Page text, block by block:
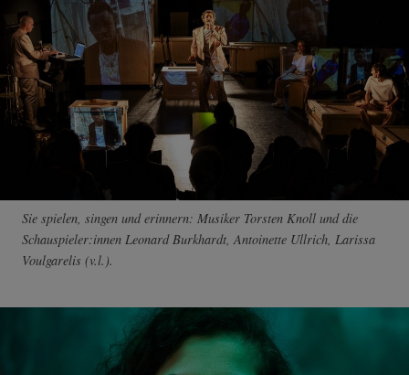
Sie spielen, singen und erinnern: Musiker Torsten Knoll und die
Schauspieler:innen Leonard Burkhardt, Antoinette Ullrich, Larissa
Voulgarelis (v.l.).